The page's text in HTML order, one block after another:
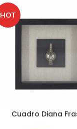
HOT
Cuadro Diana